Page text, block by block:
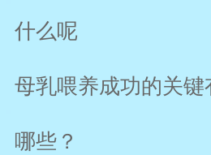
什么呢
母乳喂养成功的关键
哪些？